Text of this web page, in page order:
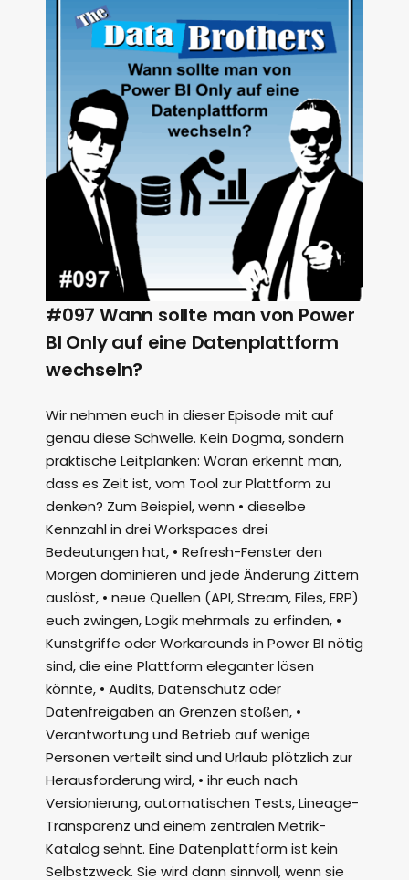
#097 Wann sollte man von Power
BI Only auf eine Datenplattform
wechseln?
Wir nehmen euch in dieser Episode mit auf
genau diese Schwelle. Kein Dogma, sondern
praktische Leitplanken: Woran erkennt man,
dass es Zeit ist, vom Tool zur Plattform zu
denken? Zum Beispiel, wenn • dieselbe
Kennzahl in drei Workspaces drei
Bedeutungen hat, • Refresh-Fenster den
Morgen dominieren und jede Änderung Zittern
auslöst, • neue Quellen (API, Stream, Files, ERP)
euch zwingen, Logik mehrmals zu erfinden, •
Kunstgriffe oder Workarounds in Power BI nötig
sind, die eine Plattform eleganter lösen
könnte, • Audits, Datenschutz oder
Datenfreigaben an Grenzen stoßen, •
Verantwortung und Betrieb auf wenige
Personen verteilt sind und Urlaub plötzlich zur
Herausforderung wird, • ihr euch nach
Versionierung, automatischen Tests, Lineage-
Transparenz und einem zentralen Metrik-
Katalog sehnt. Eine Datenplattform ist kein
Selbstzweck. Sie wird dann sinnvoll, wenn sie